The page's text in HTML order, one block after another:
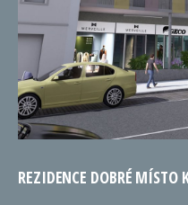
REZIDENCE DOBRÉ MÍSTO